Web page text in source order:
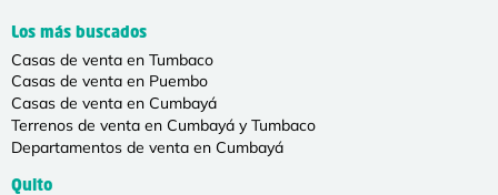
Los más buscados
Casas de venta en Tumbaco
Casas de venta en Puembo
Casas de venta en Cumbayá
Terrenos de venta en Cumbayá y Tumbaco
Departamentos de venta en Cumbayá
Quito